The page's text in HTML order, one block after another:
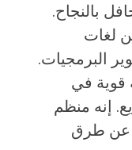
بالنجاح.
لغات
البرمجيات.
قوية في
إنه منظم
عن طرق